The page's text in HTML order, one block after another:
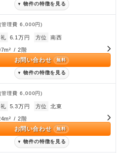
▼ 物件の特徴を見る
(管理費6,000円)
礼 6.1万円 方位 南西
/ 2階
お問い合わせ 無料
▼ 物件の特徴を見る
(管理費6,000円)
礼 5.3万円 方位 北東
/ 2階
お問い合わせ 無料
▼ 物件の特徴を見る